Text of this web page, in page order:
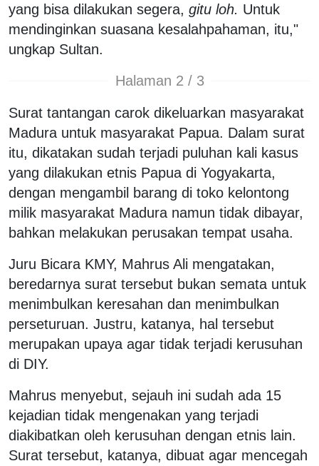
yang bisa dilakukan segera, gitu loh. Untuk
mendinginkan suasana kesalahpahaman, itu,"
ungkap Sultan.
Halaman 2 / 3
Surat tantangan carok dikeluarkan masyarakat
Madura untuk masyarakat Papua. Dalam surat
itu, dikatakan sudah terjadi puluhan kali kasus
yang dilakukan etnis Papua di Yogyakarta,
dengan mengambil barang di toko kelontong
milik masyarakat Madura namun tidak dibayar,
bahkan melakukan perusakan tempat usaha.
Juru Bicara KMY, Mahrus Ali mengatakan,
beredarnya surat tersebut bukan semata untuk
menimbulkan keresahan dan menimbulkan
perseturuan. Justru, katanya, hal tersebut
merupakan upaya agar tidak terjadi kerusuhan
di DIY.
Mahrus menyebut, sejauh ini sudah ada 15
kejadian tidak mengenakan yang terjadi
diakibatkan oleh kerusuhan dengan etnis lain.
Surat tersebut, katanya, dibuat agar mencegah